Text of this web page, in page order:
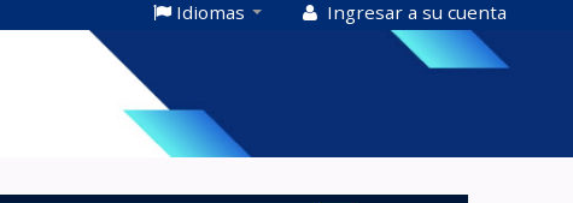
Idiomas Ingresar a su cuenta